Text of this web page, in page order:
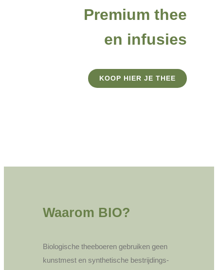
Cadeau
Alles over thee
Premium thee
en infusies
KOOP HIER JE THEE
Waarom BIO?
Biologische theeboeren gebruiken geen
kunstmest en synthetische bestrijdings-